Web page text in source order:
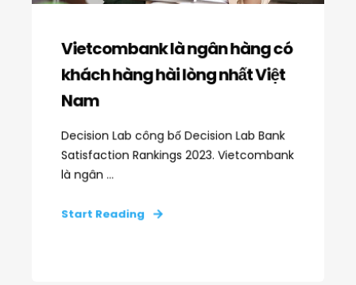
Vietcombank là ngân hàng có
khách hàng hài lòng nhất Việt
Nam
Decision Lab công bố Decision Lab Bank
Satisfaction Rankings 2023. Vietcombank
là ngân ...
Start Reading